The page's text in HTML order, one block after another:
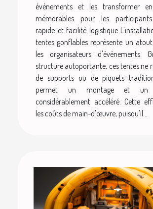
événements et les transformer en
mémorables pour les
rapide et facilité logistique
tentes gonflables représente un
les organisateurs d'événements.
structure autoportante, ces tentes ne
de supports ou de piquets
permet un montage et un
considérablement accéléré. Cette
les coûts de main-d'œuvre, puisqu'il...